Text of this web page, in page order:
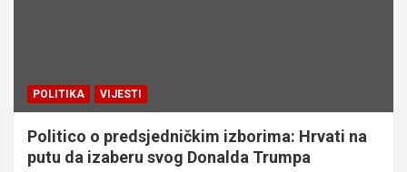
POLITIKA VIJESTI
Politico o predsjedničkim izborima: Hrvati na
putu da izaberu svog Donalda Trumpa